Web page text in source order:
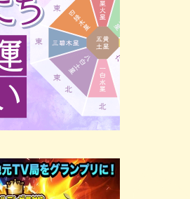
アナウンサーズ 復帰を知る